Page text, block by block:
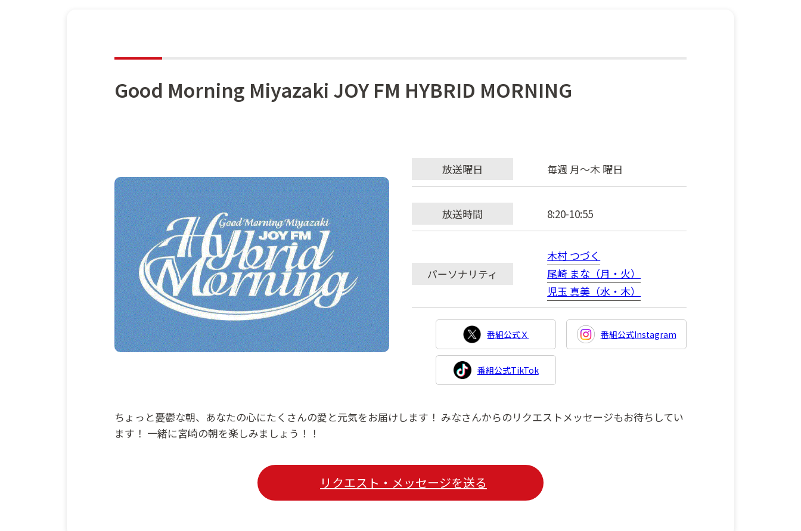
Good Morning Miyazaki JOY FM HYBRID MORNING
放送曜日 毎週 月～木 曜日
放送時間 8:20-10:55
パーソナリティ
木村 つづく
尾崎 まな（月・火）
児玉 真美（水・木）
番組公式Ｘ 番組公式Instagram
番組公式TikTok
ちょっと憂鬱な朝、あなたの心にたくさんの愛と元気をお届けします！ みなさんからのリクエストメッセージもお待ちしてい
ます！ 一緒に宮崎の朝を楽しみましょう！！
リクエスト・メッセージを送る